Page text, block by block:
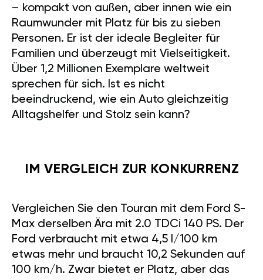
– kompakt von außen, aber innen wie ein
Raumwunder mit Platz für bis zu sieben
Personen. Er ist der ideale Begleiter für
Familien und überzeugt mit Vielseitigkeit.
Über 1,2 Millionen Exemplare weltweit
sprechen für sich. Ist es nicht
beeindruckend, wie ein Auto gleichzeitig
Alltagshelfer und Stolz sein kann?
IM VERGLEICH ZUR KONKURRENZ
Vergleichen Sie den Touran mit dem Ford S-
Max derselben Ära mit 2.0 TDCi 140 PS. Der
Ford verbraucht mit etwa 4,5 l/100 km
etwas mehr und braucht 10,2 Sekunden auf
100 km/h. Zwar bietet er Platz, aber das